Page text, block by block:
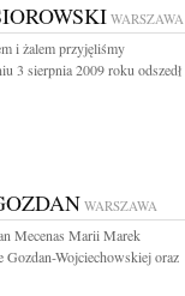
WARSZAWA
i żalem przyjęliśmy
3 sierpnia 2009 roku odszedł
WARSZAWA
Mecenas Marii Marek
Gozdan-Wojciechowskiej oraz